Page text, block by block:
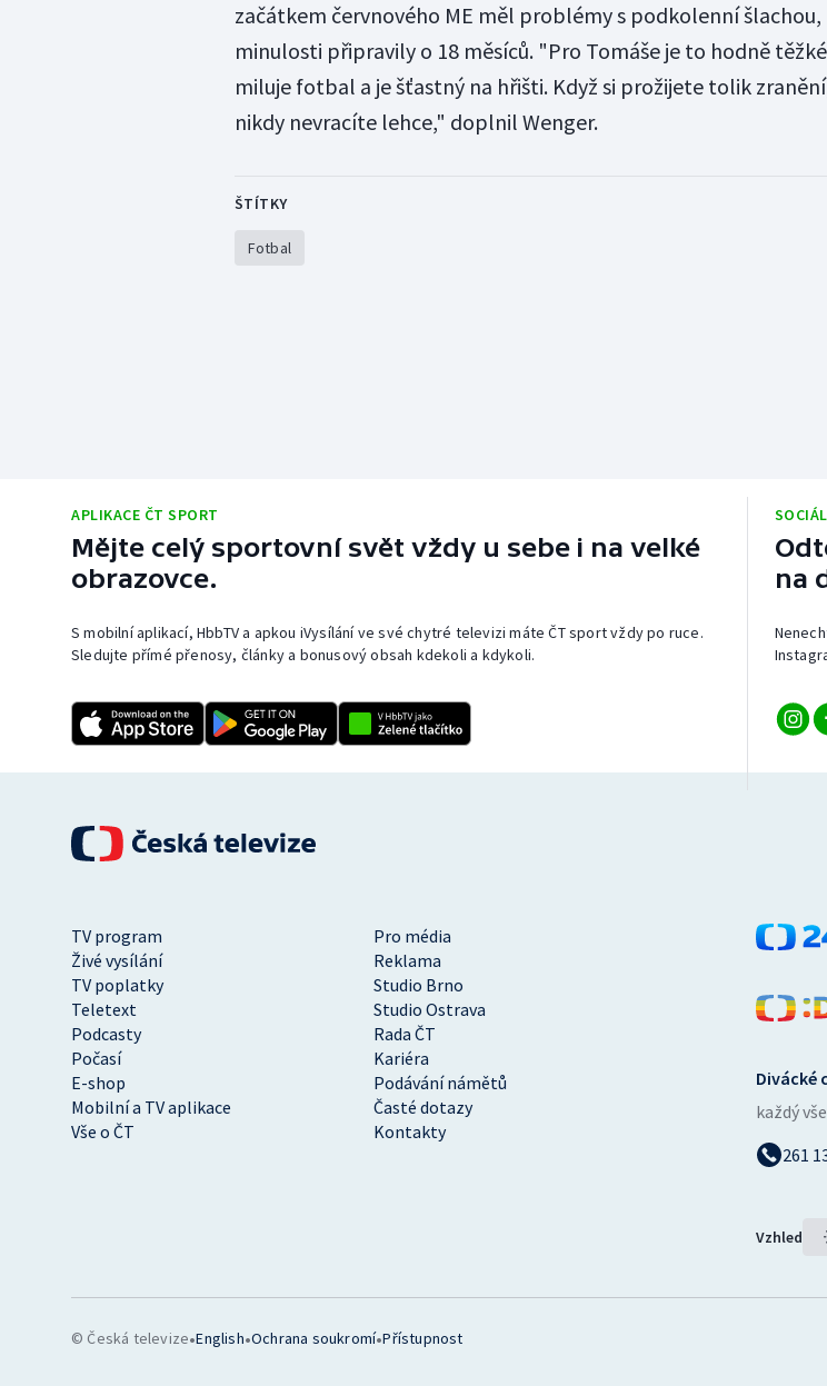
začátkem červnového ME měl problémy s podkolenní
minulosti připravily o 18 měsíců. "Pro Tomáše je to hodně
miluje fotbal a je šťastný na hřišti. Když si prožijete tolik
nikdy nevracíte lehce," doplnil Wenger.
ŠTÍTKY
Fotbal
APLIKACE ČT SPORT
Mějte celý sportovní svět vždy u sebe i na velké
obrazovce.
S mobilní aplikací, HbbTV a apkou iVysílání ve své chytré televizi máte ČT sport vždy po ruce.
Sledujte přímé přenosy, články a bonusový obsah kdekoli a kdykoli.
na
TV program
Pro média
Živé vysílání
Reklama
TV poplatky
Studio Brno
Teletext
Studio Ostrava
Podcasty
Rada ČT
Počasí
Kariéra
E-shop
Podávání námětů
Mobilní a TV aplikace
Časté dotazy
Vše o ČT
Kontakty
Divácké
každý
261
Vzhled
© Česká televize•English•Ochrana soukromí•Přístupnost